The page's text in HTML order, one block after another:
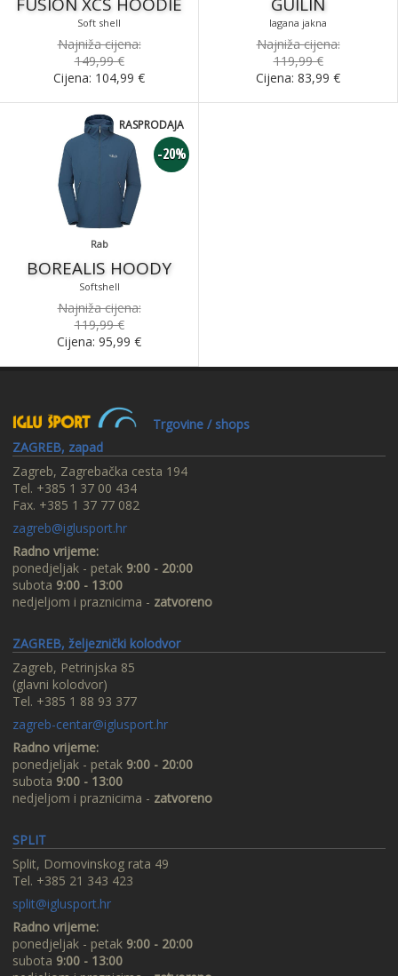
Soft shell
Najniža cijena:
149,99 €
Cijena: 104,99 €
lagana jakna
Najniža cijena:
119,99 €
Cijena: 83,99 €
Rab
BOREALIS HOODY
Softshell
-20%
RASPRODAJA
Najniža cijena:
119,99 €
Cijena: 95,99 €
Trgovine / shops
ZAGREB, zapad
Zagreb, Zagrebačka cesta 194
Tel. +385 1 37 00 434
Fax. +385 1 37 77 082
zagreb@iglusport.hr
Radno vrijeme:
ponedjeljak - petak 9:00 - 20:00
subota 9:00 - 13:00
nedjeljom i praznicima - zatvoreno
ZAGREB, željeznički kolodvor
Zagreb, Petrinjska 85
(glavni kolodvor)
Tel. +385 1 88 93 377
zagreb-centar@iglusport.hr
Radno vrijeme:
ponedjeljak - petak 9:00 - 20:00
subota 9:00 - 13:00
nedjeljom i praznicima - zatvoreno
SPLIT
Split, Domovinskog rata 49
Tel. +385 21 343 423
split@iglusport.hr
Radno vrijeme:
ponedjeljak - petak 9:00 - 20:00
subota 9:00 - 13:00